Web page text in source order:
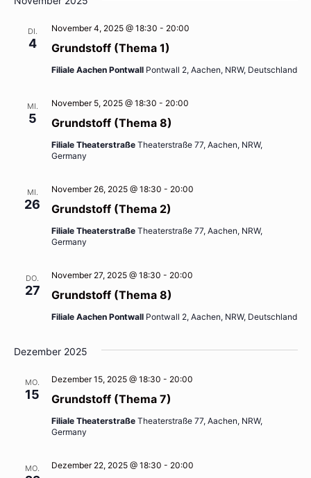
DI.
4 Grundstoff (Thema 1)
November 4, 2025 @ 18:30 - 20:00
Filiale Aachen Pontwall Pontwall 2, Aachen, NRW, Deutschland
MI.
5 Grundstoff (Thema 8)
November 5, 2025 @ 18:30 - 20:00
Filiale Theaterstraße Theaterstraße 77, Aachen, NRW,
Germany
MI.
26 Grundstoff (Thema 2)
November 26, 2025 @ 18:30 - 20:00
Filiale Theaterstraße Theaterstraße 77, Aachen, NRW,
Germany
DO.
27 Grundstoff (Thema 8)
November 27, 2025 @ 18:30 - 20:00
Filiale Aachen Pontwall Pontwall 2, Aachen, NRW, Deutschland
Dezember 2025
MO.
15 Grundstoff (Thema 7)
Dezember 15, 2025 @ 18:30 - 20:00
Filiale Theaterstraße Theaterstraße 77, Aachen, NRW,
Germany
MO. Dezember 22, 2025 @ 18:30 - 20:00